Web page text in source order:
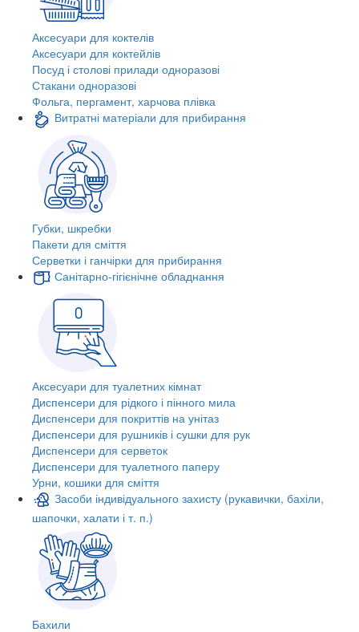
Аксесуари для коктелів
Аксесуари для коктейлів
Посуд і столові прилади одноразові
Стакани одноразові
Фольга, пергамент, харчова плівка
Витратні матеріали для прибирання
Губки, шкребки
Пакети для сміття
Серветки і ганчірки для прибирання
Санітарно-гігієнічне обладнання
Аксесуари для туалетних кімнат
Диспенсери для рідкого і пінного мила
Диспенсери для покриттів на унітаз
Диспенсери для рушників і сушки для рук
Диспенсери для серветок
Диспенсери для туалетного паперу
Урни, кошики для сміття
Засоби індивідуального захисту (рукавички, бахіли,
шапочки, халати і т. п.)
Бахили